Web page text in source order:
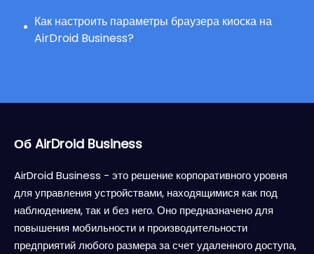
Как настроить параметры браузера киоска на
AirDroid Business?
Об AirDroid Business
AirDroid Business - это решение корпоративного уровня
для управления устройствами, находящимися как под
наблюдением, так и без него. Оно предназначено для
повышения мобильности и производительности
предприятий любого размера за счет удаленного доступа,